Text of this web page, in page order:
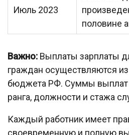
Июль 2023
половине
Важно: Выплаты зарплаты
граждан осуществляются
бюджета РФ. Суммы выплат
ранга, должности и стажа
Каждый работник имеет
своевременную и полную